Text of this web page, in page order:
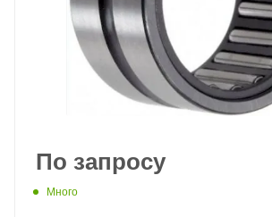
По запросу
Много